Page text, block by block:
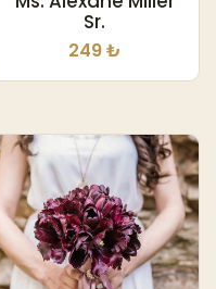
Sr.
249 ₺